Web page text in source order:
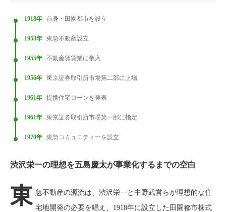
1918年 前身・田園都市を設立
1953年 東急不動産設立
1955年 不動産賃貸業に参入
1956年 東京証券取引所市場第二部に上場
1961年 提携住宅ローンを発表
1961年 東京証券取引所市場第一部に指定
1970年 東急コミュニティーを設立
渋沢栄一の理想を五島慶太が事業化するまでの空白
東 急不動産の源流は、渋沢栄一と中野武営らが理想的な住
宅地開発の必要を唱え、1918年に設立した田園都市株式